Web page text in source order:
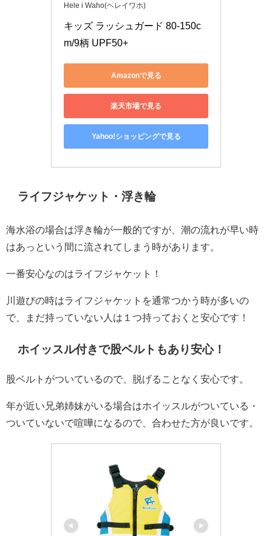
Hele i Waho(ヘレイワホ)
キッズ ラッシュガード 80-150c
m/9柄 UPF50+
Amazonで見る
楽天市場で見る
Yahoo!ショッピングで見る
ライフジャケット・浮き輪
海水浴の場合は浮き輪が一般的ですが、潮の流れが早い時
はあっという間に流されてしまう時があります。
一番安心なのはライフジャケット！
川遊びの時はライフジャケットを通常つかう時が多いの
で、まだ持っていない人は１つ持っておくと安心です！
ホイッスル付きで股ベルトもあり安心！
股ベルトがついているので、脱げることなく安心です。
年が近い兄弟姉妹がいる場合はホイッスルがついている・
ついていないで喧嘩になるので、合わせた方が良いです。